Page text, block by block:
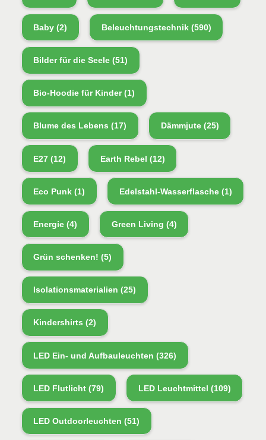
Baby (2) Beleuchtungstechnik(590)
Bilder für die Seele (51)
Bio-Hoodie für Kinder(1)
Blume des Lebens (17) Dämmjute(25)
E27 (12) Earth Rebel (12)
Eco Punk (1) Edelstahl-Wasserflasche(1)
Energie (4) Green Living (4)
Grün schenken! (5)
Isolationsmaterialien (25)
Kindershirts (2)
LED Ein- und Aufbauleuchten (326)
LED Flutlicht (79) LED Leuchtmittel (109)
LED Outdoorleuchten (51)